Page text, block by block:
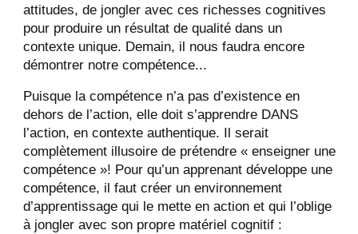
attitudes, de jongler avec ces richesses cognitives
pour produire un résultat de qualité dans un
contexte unique. Demain, il nous faudra encore
démontrer notre compétence...
Puisque la compétence n’a pas d’existence en
dehors de l’action, elle doit s’apprendre DANS
l’action, en contexte authentique. Il serait
complètement illusoire de prétendre « enseigner une
compétence »! Pour qu’un apprenant développe une
compétence, il faut créer un environnement
d’apprentissage qui le mette en action et qui l’oblige
à jongler avec son propre matériel cognitif :